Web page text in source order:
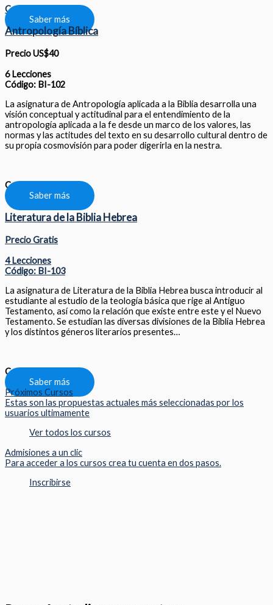
Compartir
Saber más
Antropología Bíblica
Precio US$40
6 Lecciones
Código: BI-102
La asignatura de Antropología aplicada a la Biblia desarrolla una
visión conceptual y actitudinal para el entendimiento de la
antropología aplicada a la fe desde un marco de los valores, las
normas y las actitudes del texto en su desarrollo cultural dentro de
su propia cosmovisión para poder digerirla en la nestra.
Compartir
Saber más
Literatura de la Biblia Hebrea
Precio Gratis
4 Lecciones
Código: BI-103
La asignatura de Literatura de la Biblia Hebrea busca introducir al
estudiante al estudio de la teología básica que rige al Antiguo
Testamento, así como la relación que existe entre este y el Nuevo
Testamento. Se estudian las diversas divisiones de la Biblia Hebrea
y los distintos géneros literarios presentes…
Compartir
Saber más
Próximos Cursos
Estas son las propuestas actuales más seleccionadas por los
usuarios ultimamente
Ver todos los cursos
Admisiones a un clic
Para acceder a los cursos crea tu cuenta en dos pasos.
Inscribirse